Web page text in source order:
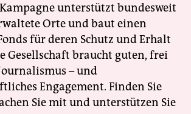
unterstützt bundesweit
Orte und baut einen
für deren Schutz und Erhalt
Gesellschaft braucht guten, frei
– und
Engagement. Finden Sie
Sie mit und unterstützen Sie